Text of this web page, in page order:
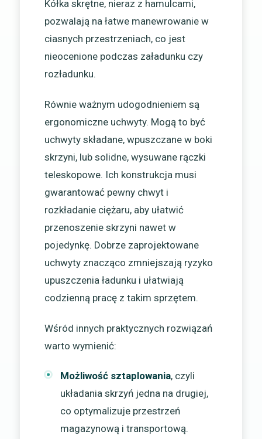
Kółka skrętne, nieraz z hamulcami,
pozwalają na łatwe manewrowanie w
ciasnych przestrzeniach, co jest
nieocenione podczas załadunku czy
rozładunku.
Równie ważnym udogodnieniem są
ergonomiczne uchwyty. Mogą to być
uchwyty składane, wpuszczane w boki
skrzyni, lub solidne, wysuwane rączki
teleskopowe. Ich konstrukcja musi
gwarantować pewny chwyt i
rozkładanie ciężaru, aby ułatwić
przenoszenie skrzyni nawet w
pojedynkę. Dobrze zaprojektowane
uchwyty znacząco zmniejszają ryzyko
upuszczenia ładunku i ułatwiają
codzienną pracę z takim sprzętem.
Wśród innych praktycznych rozwiązań
warto wymienić:
Możliwość sztaplowania, czyli
układania skrzyń jedna na drugiej,
co optymalizuje przestrzeń
magazynową i transportową.